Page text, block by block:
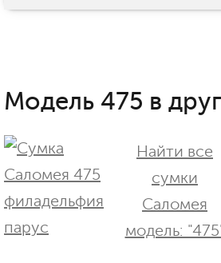
Модель 475 в
Найти все
сумки
Саломея
модель: